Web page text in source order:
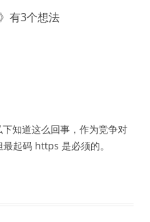
》有3个想法
知道这么回事，作为竞争对
起码 https 是必须的。